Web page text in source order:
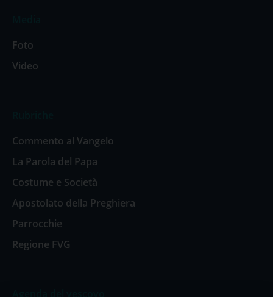
Foto
Video
Commento al Vangelo
La Parola del Papa
Costume e Società
Apostolato della Preghiera
Parrocchie
Regione FVG
Agenda del vescovo